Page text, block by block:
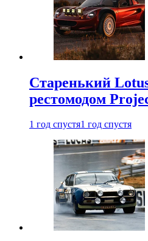
Старенький
рестомодом
1 год спустя1 год спустя